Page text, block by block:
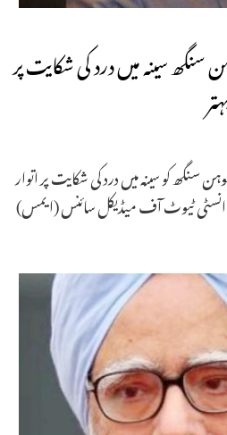
سنگھ سینہ میں درد کی شکایت پر
سنگھ کو سینہ میں درد کی شکایت پر اتوار
بجے آل انڈیا انسٹی ٹیوٹ آف میڈیکل سائنس (ایمس)